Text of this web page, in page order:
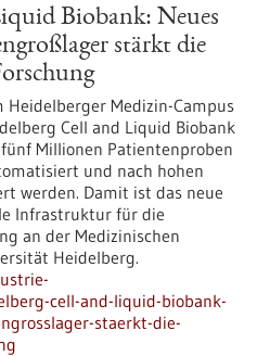
Biobank: Neues
stärkt die
Heidelberger Medizin-Campus
Cell and Liquid Biobank
Millionen Patientenproben
und nach hohen
werden. Damit ist das neue
Infrastruktur für die
an der Medizinischen
Heidelberg.
cell-and-liquid-biobank-
staerkt-die-